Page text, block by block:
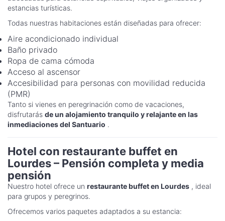
estancias turísticas.
Todas nuestras habitaciones están diseñadas para ofrecer:
Aire acondicionado individual
Baño privado
Ropa de cama cómoda
Acceso al ascensor
Accesibilidad para personas con movilidad reducida
(PMR)
Tanto si vienes en peregrinación como de vacaciones,
disfrutarás de un alojamiento tranquilo y relajante en las
inmediaciones del Santuario .
Hotel con restaurante buffet en
Lourdes – Pensión completa y media
pensión
Nuestro hotel ofrece un restaurante buffet en Lourdes , ideal
para grupos y peregrinos.
Ofrecemos varios paquetes adaptados a su estancia: